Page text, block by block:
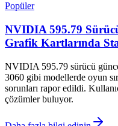
Popüler
NVIDIA 595.79
Grafik Kartlarında
NVIDIA 595.79 sürücü
3060 gibi modellerde oyun
sorunları rapor edildi.
çözümler buluyor.